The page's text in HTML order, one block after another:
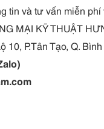
tin và tư vấn miễn
MẠI KỸ THUẬT
10, P.Tân Tạo, Q.